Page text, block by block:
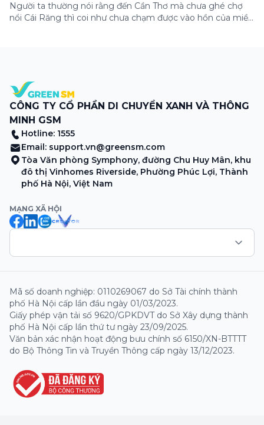
Người ta thường nói rằng đến Cần Thơ mà chưa ghé chợ
nổi Cái Răng thì coi như chưa chạm được vào hồn của miền
CÔNG TY CỔ PHẦN DI CHUYỂN XANH VÀ THÔNG
MINH GSM
Hotline: 1555
Email: support.vn@greensm.com
Tòa Văn phòng Symphony, đường Chu Huy Mân, khu
đô thị Vinhomes Riverside, Phường Phúc Lợi, Thành
phố Hà Nội, Việt Nam
MẠNG XÃ HỘI
Mã số doanh nghiệp: 0110269067 do Sở Tài chính thành
phố Hà Nội cấp lần đầu ngày 01/03/2023.
Giấy phép vận tải số 9620/GPKDVT do Sở Xây dựng thành
phố Hà Nội cấp lần thứ tư ngày 23/09/2025.
Văn bản xác nhận hoạt động bưu chính số 6150/XN-BTTTT
do Bộ Thông Tin và Truyền Thông cấp ngày 13/12/2023.